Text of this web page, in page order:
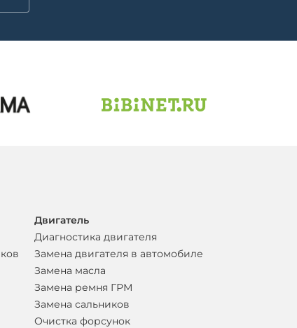
Двигатель
Диагностика двигателя
Замена двигателя в автомобиле
Замена масла
Замена ремня ГРМ
Замена сальников
Очистка форсунок